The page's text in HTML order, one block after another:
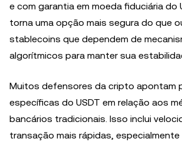
e com garantia em moeda fiduciária do
torna uma opção mais segura do que
stablecoins que dependem de
algorítmicos para manter sua
Muitos defensores da cripto apontam
específicas do USDT em relação aos
bancários tradicionais. Isso inclui
transação mais rápidas,